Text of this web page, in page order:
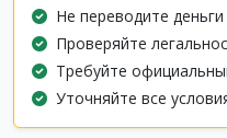
Не переводите
Проверяйте
Требуйте
Уточняйте все